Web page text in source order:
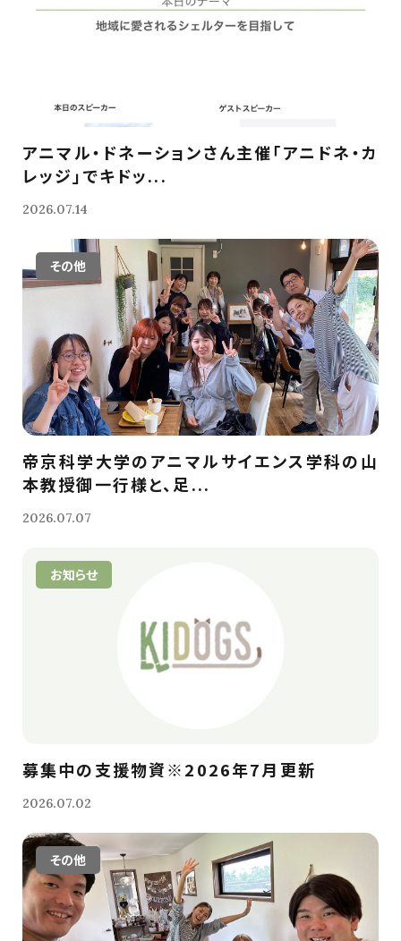
アニマル・ドネーションさん主催「アニドネ・カ
レッジ」でキドッ...
2026.07.14
その他
帝京科学大学のアニマルサイエンス学科の山
本教授御一行様と、足...
2026.07.07
お知らせ
募集中の支援物資※2026年7月更新
2026.07.02
その他